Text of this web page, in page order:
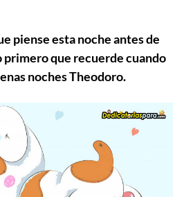
piense esta noche antes de
primero que recuerde cuando
noches Theodoro.